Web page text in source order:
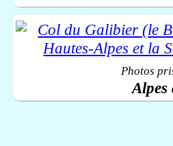
Photos
Alpes